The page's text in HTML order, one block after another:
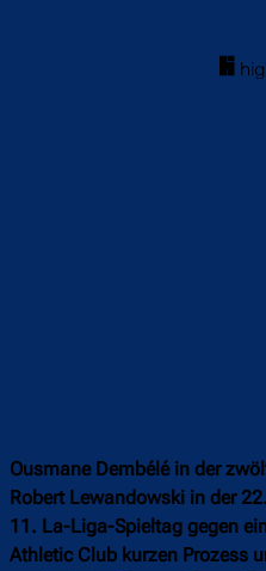
Ousmane Dembélé in der
Robert Lewandowski in der
11. La-Liga-Spieltag gegen
Athletic Club kurzen Prozess